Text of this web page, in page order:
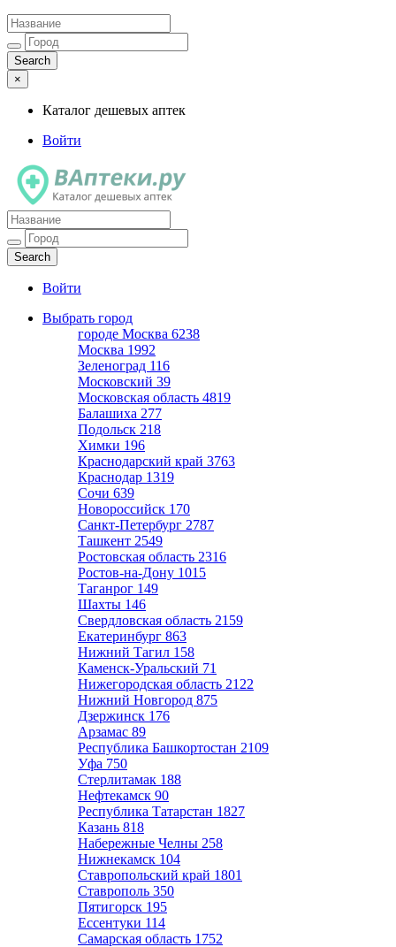
×
Каталог дешевых аптек
Войти
Каталог дешевых аптек
Войти
Выбрать город
городе Москва 6238
Москва 1992
Зеленоград 116
Московский 39
Московская область 4819
Балашиха 277
Подольск 218
Химки 196
Краснодарский край 3763
Краснодар 1319
Сочи 639
Новороссийск 170
Санкт-Петербург 2787
Ташкент 2549
Ростовская область 2316
Ростов-на-Дону 1015
Таганрог 149
Шахты 146
Свердловская область 2159
Екатеринбург 863
Нижний Тагил 158
Каменск-Уральский 71
Нижегородская область 2122
Нижний Новгород 875
Дзержинск 176
Арзамас 89
Республика Башкортостан 2109
Уфа 750
Стерлитамак 188
Нефтекамск 90
Республика Татарстан 1827
Казань 818
Набережные Челны 258
Нижнекамск 104
Ставропольский край 1801
Ставрополь 350
Пятигорск 195
Ессентуки 114
Самарская область 1752